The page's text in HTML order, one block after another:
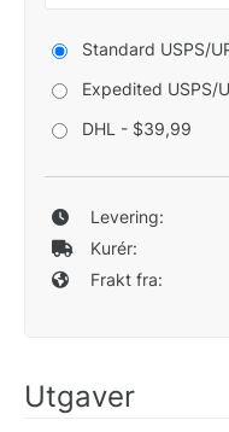
Standard USPS/
Expedited USPS/
DHL - $39,99
Levering:
Kurér:
Frakt fra:
Utgaver